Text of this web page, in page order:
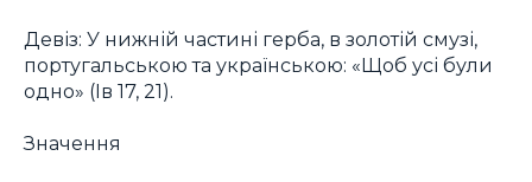
Девіз: У нижній частині герба, в золотій смузі,
португальською та українською: «Щоб усі були
одно» (Ів 17, 21).
Значення